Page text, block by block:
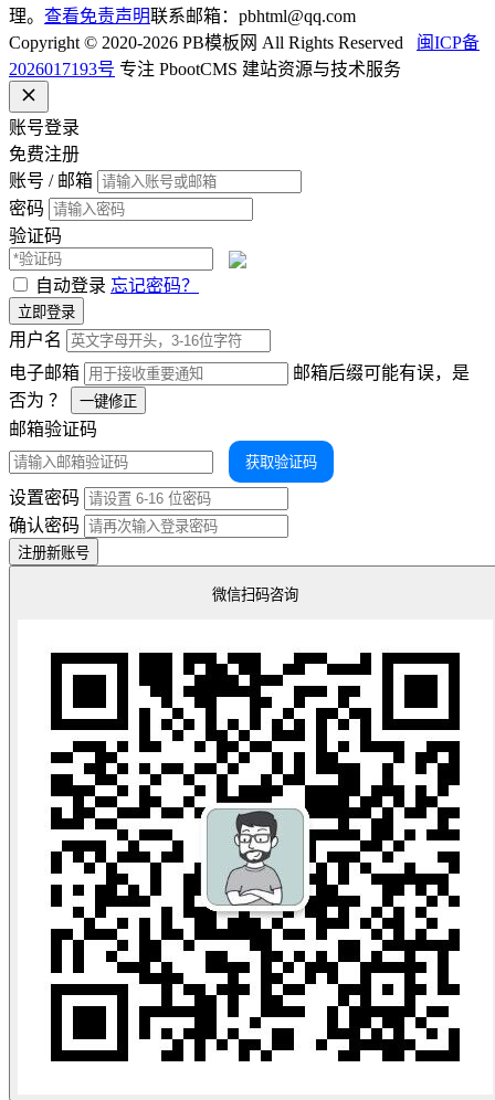
理。 查看免责声明联系邮箱：pbhtml@qq.com
Copyright © 2020-2026 PB模板网 All Rights Reserved 闽ICP备
2026017193号 专注 PbootCMS 建站资源与技术服务
账号登录
免费注册
账号 / 邮箱
密码
验证码
自动登录 忘记密码？
立即登录
用户名
电子邮箱
邮箱后缀可能有误，是
否为 ？ 一键修正
邮箱验证码
获取验证码
设置密码
确认密码
注册新账号
微信扫码咨询